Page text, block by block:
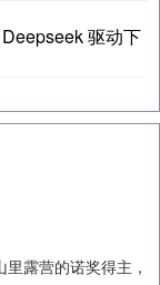
驱动下
露营的诺奖得主，